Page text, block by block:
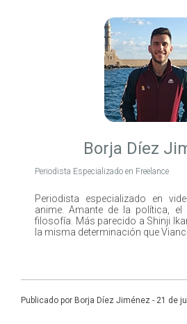
Borja Díez
Periodista Especializado en Freelance
Periodista especializado en
anime. Amante de la política,
filosofía. Más parecido a Shinji
la misma determinación que
Publicado por Borja Díez Jiménez - 21 de